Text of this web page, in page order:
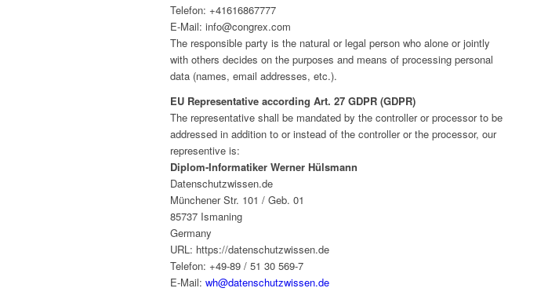
Telefon: +41616867777
E-Mail: info@congrex.com
The responsible party is the natural or legal person who alone or jointly
with others decides on the purposes and means of processing personal
data (names, email addresses, etc.).
EU Representative according Art. 27 GDPR (GDPR)
The representative shall be mandated by the controller or processor to be
addressed in addition to or instead of the controller or the processor, our
representive is:
Diplom-Informatiker Werner Hülsmann
Datenschutzwissen.de
Münchener Str. 101 / Geb. 01
85737 Ismaning
Germany
URL: https://datenschutzwissen.de
Telefon: +49-89 / 51 30 569-7
E-Mail: wh@datenschutzwissen.de